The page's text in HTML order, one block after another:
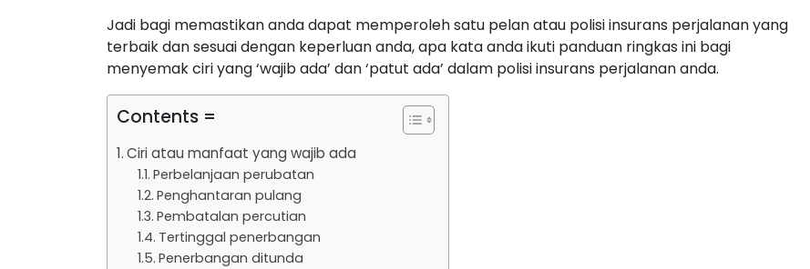
Jadi bagi memastikan anda dapat memperoleh satu pelan atau polisi insurans perjalanan yang
terbaik dan sesuai dengan keperluan anda, apa kata anda ikuti panduan ringkas ini bagi
menyemak ciri yang ‘wajib ada’ dan ‘patut ada’ dalam polisi insurans perjalanan anda.
Contents =
Ciri atau manfaat yang wajib ada
Perbelanjaan perubatan
Penghantaran pulang
Pembatalan percutian
Tertinggal penerbangan
Penerbangan ditunda